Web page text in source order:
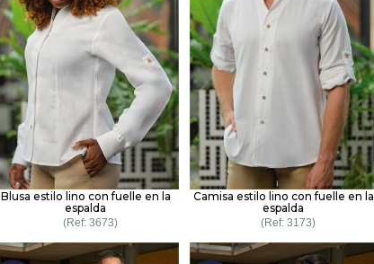
Blusa estilo lino con fuelle en la
espalda
3673
Camisa estilo lino con fuelle en la
espalda
3173